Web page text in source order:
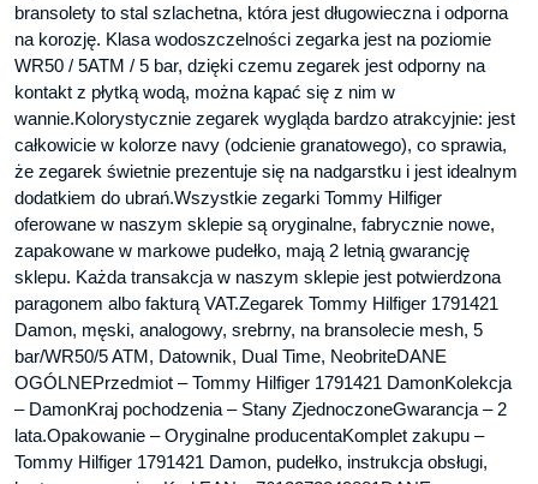
bransolety to stal szlachetna, która jest długowieczna i odporna
na korozję. Klasa wodoszczelności zegarka jest na poziomie
WR50 / 5ATM / 5 bar, dzięki czemu zegarek jest odporny na
kontakt z płytką wodą, można kąpać się z nim w
wannie.Kolorystycznie zegarek wygląda bardzo atrakcyjnie: jest
całkowicie w kolorze navy (odcienie granatowego), co sprawia,
że zegarek świetnie prezentuje się na nadgarstku i jest idealnym
dodatkiem do ubrań.Wszystkie zegarki Tommy Hilfiger
oferowane w naszym sklepie są oryginalne, fabrycznie nowe,
zapakowane w markowe pudełko, mają 2 letnią gwarancję
sklepu. Każda transakcja w naszym sklepie jest potwierdzona
paragonem albo fakturą VAT.Zegarek Tommy Hilfiger 1791421
Damon, męski, analogowy, srebrny, na bransolecie mesh, 5
bar/WR50/5 ATM, Datownik, Dual Time, NeobriteDANE
OGÓLNEPrzedmiot – Tommy Hilfiger 1791421 DamonKolekcja
– DamonKraj pochodzenia – Stany ZjednoczoneGwarancja – 2
lata.Opakowanie – Oryginalne producentaKomplet zakupu –
Tommy Hilfiger 1791421 Damon, pudełko, instrukcja obsługi,